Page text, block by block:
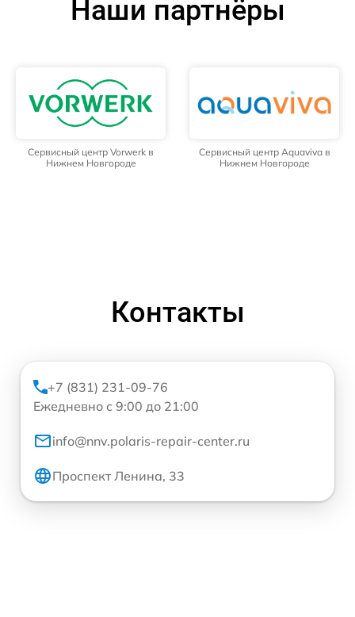
Наши партнёры
Сервисный центр Vorwerk в
Нижнем Новгороде
Сервисный центр Aquaviva в
Нижнем Новгороде
Контакты
+7 (831) 231-09-76
Ежедневно с 9:00 до 21:00
info@nnv.polaris-repair-center.ru
Проспект Ленина, 33